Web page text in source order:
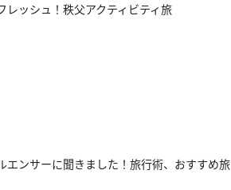
レッシュ！秩父アクティビティ旅
エンサーに聞きました！旅行術、おすすめ旅